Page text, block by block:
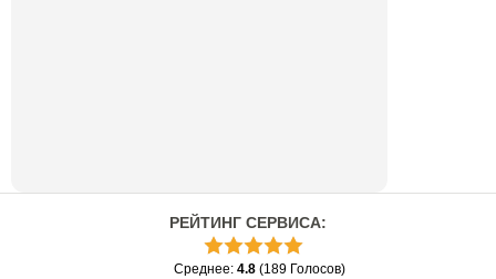
РЕЙТИНГ СЕРВИСА:
Среднее: 4.8 (189 Голосов)